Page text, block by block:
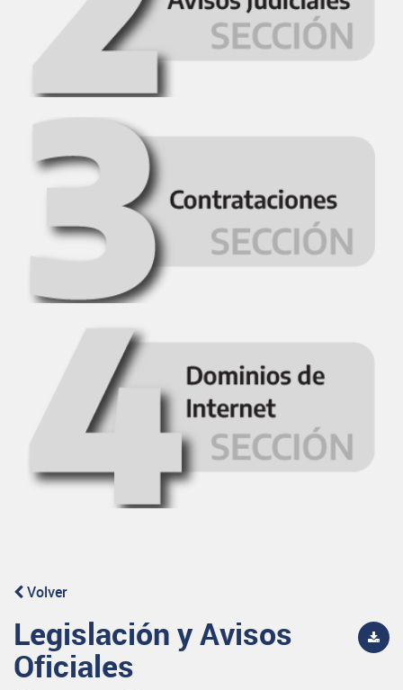
Volver
Legislación y Avisos
Oficiales